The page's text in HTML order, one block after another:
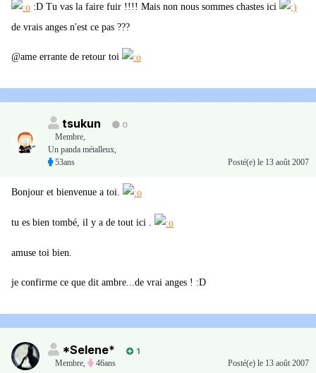
:D Tu vas la faire fuir !!!! Mais non nous sommes chastes ici
de vrais anges n'est ce pas ???
@ame errante de retour toi
tsukun
0
Membre,
Un panda métalleux,
53ans
Posté(e) le 13 août 2007
Bonjour et bienvenue a toi.
tu es bien tombé, il y a de tout ici .
amuse toi bien.
je confirme ce que dit ambre...de vrai anges ! :D
*Selene*
1
Membre, 46ans Posté(e) le 13 août 2007